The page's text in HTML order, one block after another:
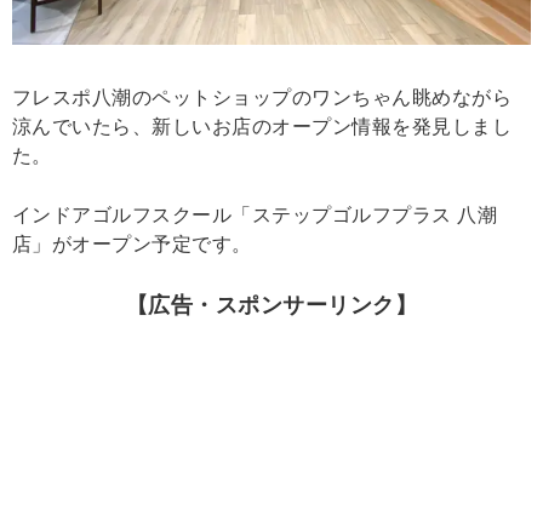
フレスポ八潮のペットショップのワンちゃん眺めながら
涼んでいたら、新しいお店のオープン情報を発見しまし
た。
インドアゴルフスクール「ステップゴルフプラス 八潮
店」がオープン予定です。
【広告・スポンサーリンク】